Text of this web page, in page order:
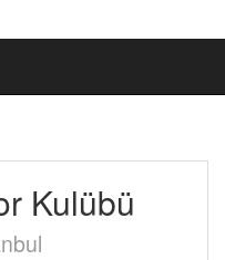
Kulübü